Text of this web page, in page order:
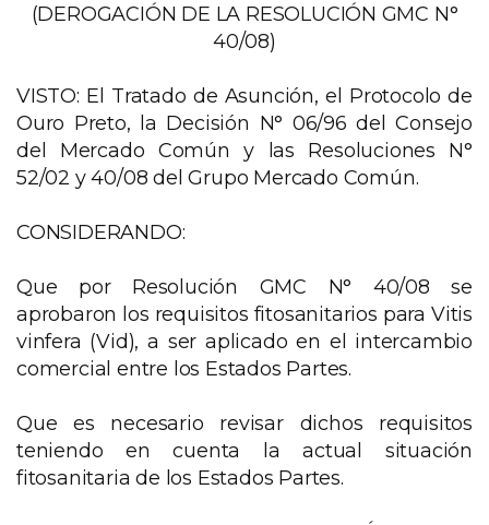
(DEROGACIÓN DE LA RESOLUCIÓN GMC N°
40/08)
VISTO: El Tratado de Asunción, el Protocolo de
Ouro Preto, la Decisión N° 06/96 del Consejo
del Mercado Común y las Resoluciones N°
52/02 y 40/08 del Grupo Mercado Común.
CONSIDERANDO:
Que por Resolución GMC N° 40/08 se
aprobaron los requisitos fitosanitarios para Vitis
vinfera (Vid), a ser aplicado en el intercambio
comercial entre los Estados Partes.
Que es necesario revisar dichos requisitos
teniendo en cuenta la actual situación
fitosanitaria de los Estados Partes.